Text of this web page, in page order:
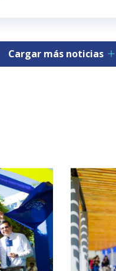
Cargar más noticias